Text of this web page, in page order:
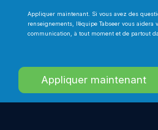
Appliquer maintenant. Si vous avez des
renseignements, l’équipe Tabseer vous aidera
communication, à tout moment et de partout
Appliquer maintenant